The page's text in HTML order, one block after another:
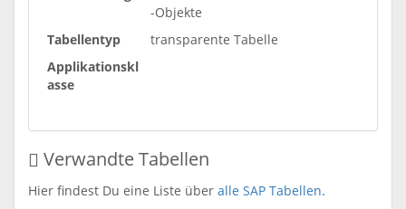
-Objekte
Tabellentyp
transparente Tabelle
Applikationskl
asse
Verwandte Tabellen
Hier findest Du eine Liste über alle SAP Tabellen.